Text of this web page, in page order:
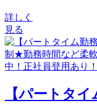
詳しく
見る
【パートタ